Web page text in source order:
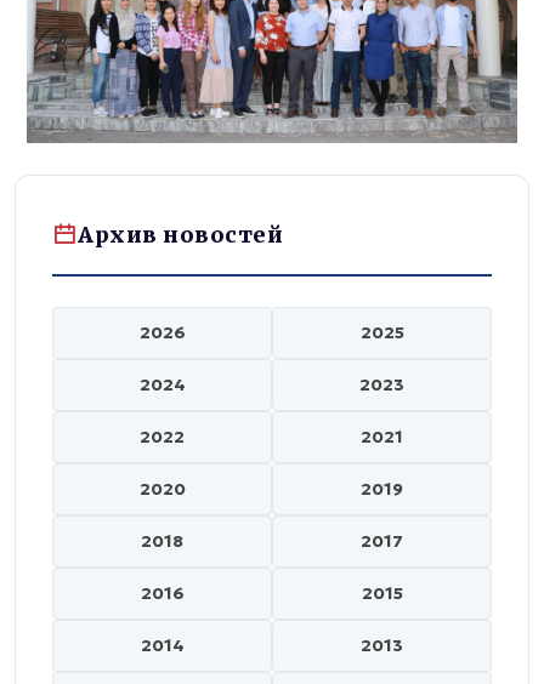
Архив новостей
2026 2025
2024 2023
2022 2021
2020 2019
2018 2017
2016 2015
2014 2013